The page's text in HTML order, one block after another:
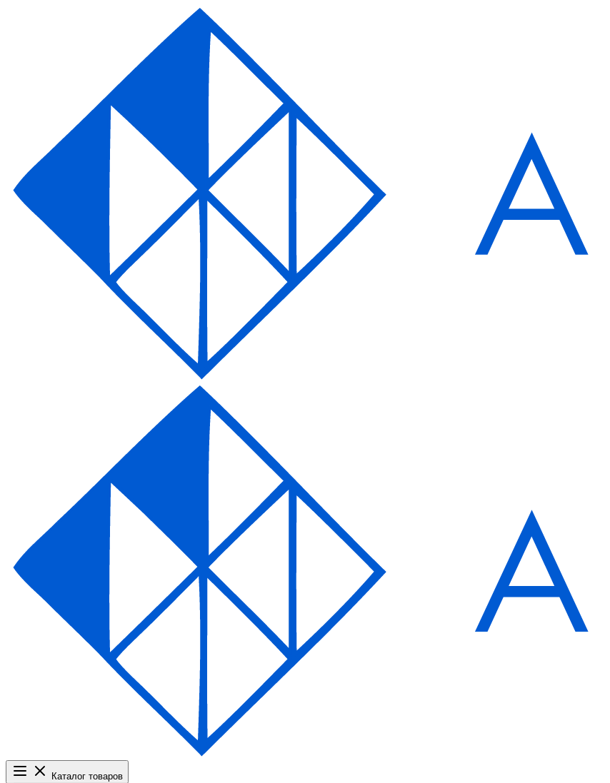
Каталог товаров